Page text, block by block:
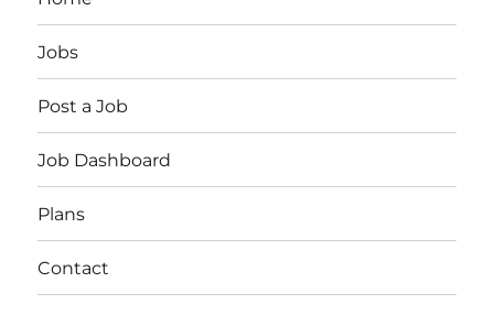
Jobs
Post a Job
Job Dashboard
Plans
Contact